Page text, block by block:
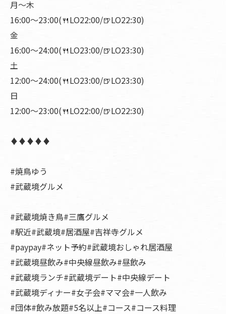
月〜木
16:00〜23:00(🍴LO22:00/🍺LO22:30)
金
16:00〜24:00(🍴LO23:00/🍺LO23:30)
土
12:00〜24:00(🍴LO23:00/🍺LO23:30)
日
12:00〜23:00(🍴LO22:00/🍺LO22:30)
♦︎♦︎♦︎♦︎♦︎
#焼鳥ゆう
#武蔵境グルメ
#武蔵境焼き鳥#三鷹グルメ
#駅近#武蔵境#居酒屋#吉祥寺グルメ
#paypay#ネット予約#武蔵境おしゃれ居酒屋
#武蔵境昼飲み#中央線昼飲み#昼飲み
#武蔵境ランチ#武蔵境デート#中央線デート
#武蔵境ディナー#女子会#ママ会#一人飲み
#団体#飲み放題#5名以上#コース#コース料理